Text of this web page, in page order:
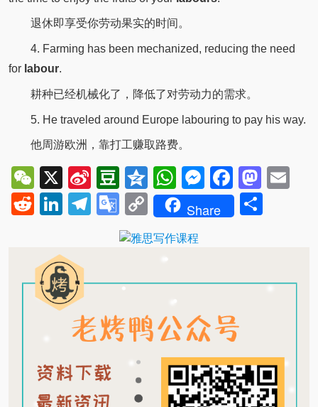
退休即享受你劳动果实的时间。
4. Farming has been mechanized, reducing the need
for labour.
耕种已经机械化了，降低了对劳动力的需求。
5. He traveled around Europe labouring to pay his way.
他周游欧洲，靠打工赚取路费。
WeChat
X
Sina
Weibo
Douban
QzoneWhatsApp
Messenger
RedditLinkedIn
Telegram
Google
Translate
Copy
Link
Share